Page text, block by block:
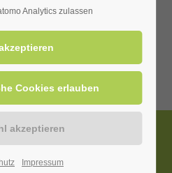
1 – 2 Stunden
Analytics zulassen
Impressum